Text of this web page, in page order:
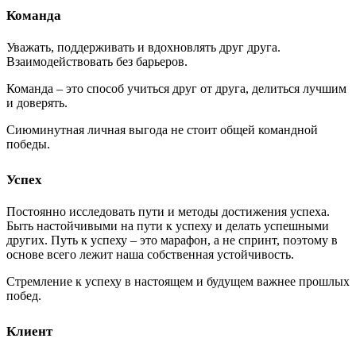
Команда
Уважать, поддерживать и вдохновлять друг друга.
Взаимодействовать без барьеров.
Команда – это способ учиться друг от друга, делиться лучшим
и доверять.
Сиюминутная личная выгода не стоит общей командной
победы.
Успех
Постоянно исследовать пути и методы достижения успеха.
Быть настойчивыми на пути к успеху и делать успешными
других. Путь к успеху – это марафон, а не спринт, поэтому в
основе всего лежит наша собственная устойчивость.
Стремление к успеху в настоящем и будущем важнее прошлых
побед.
Клиент